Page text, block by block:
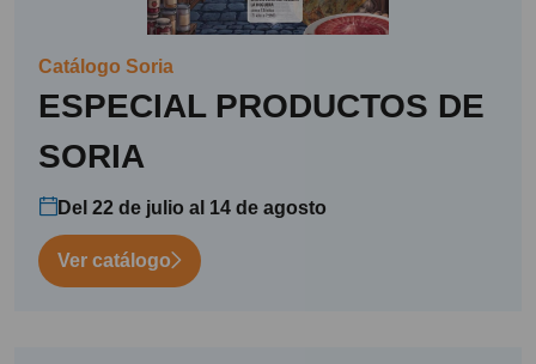
Catálogo Soria
ESPECIAL PRODUCTOS DE
SORIA
Del 22 de julio al 14 de agosto
Ver catálogo